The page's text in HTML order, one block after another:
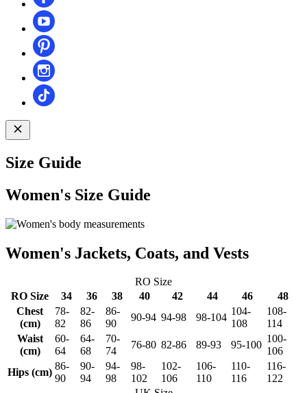
Size Guide
Women's Size Guide
Women's Jackets, Coats, and Vests
RO Size
RO Size
34 36 38 40 42 44 46
48
Chest
(cm)
78-
82
82-
86
86-
90
90-94 94-98 98-104
104-
108
108-
114
Waist
(cm)
60-
64
64-
68
70-
74
76-80 82-86 89-93 95-100
100-
106
Hips (cm)
86-
90
90-
94
94-
98
98-
102
102-
106
106-
110
110-
116
116-
122